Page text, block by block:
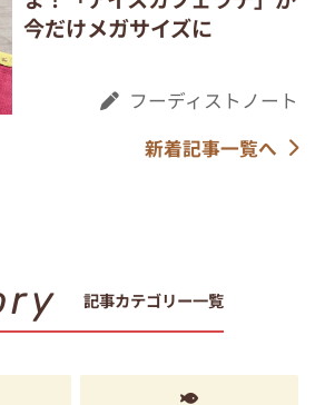
今だけメガサイズに
フーディストノート
新着記事一覧へ
記事カテゴリー一覧